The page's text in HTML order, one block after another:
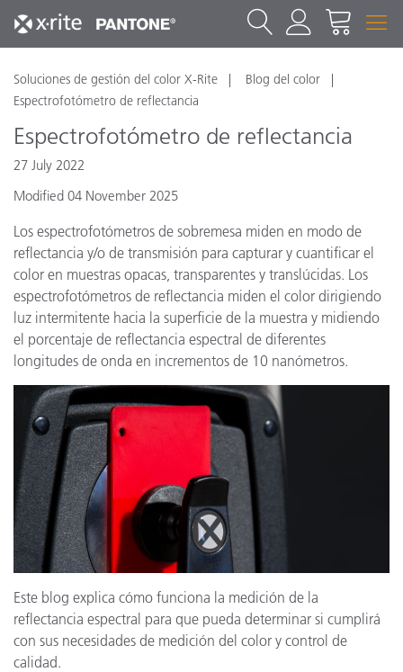
Soluciones de gestión del color X-Rite
Blog del color
Espectrofotómetro de reflectancia
Espectrofotómetro de reflectancia
27 July 2022
Modified 04 November 2025
Los espectrofotómetros de sobremesa miden en modo de
reflectancia y/o de transmisión para capturar y cuantificar el
color en muestras opacas, transparentes y translúcidas. Los
espectrofotómetros de reflectancia miden el color dirigiendo
luz intermitente hacia la superficie de la muestra y midiendo
el porcentaje de reflectancia espectral de diferentes
longitudes de onda en incrementos de 10 nanómetros.
Este blog explica cómo funciona la medición de la
reflectancia espectral para que pueda determinar si cumplirá
con sus necesidades de medición del color y control de
calidad.